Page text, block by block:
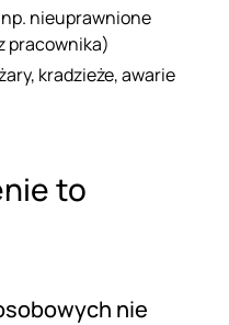
nieuprawnione
pracownika)
kradzieże, awarie
to
nie